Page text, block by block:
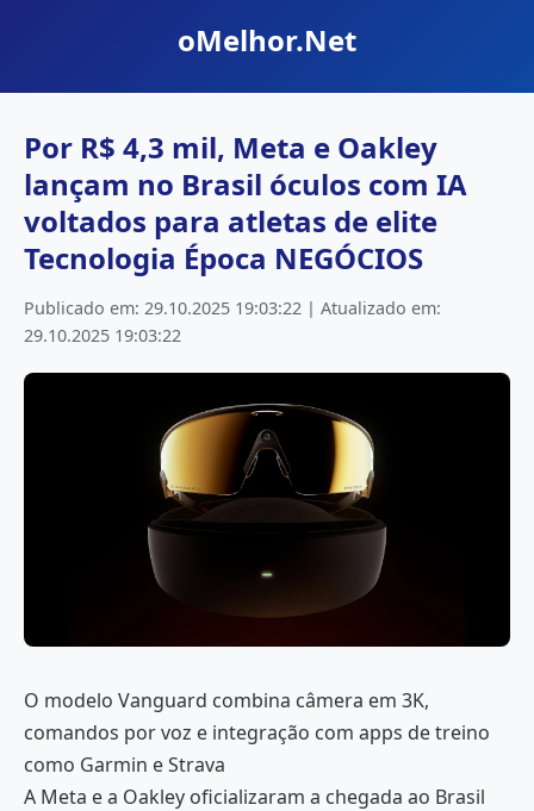
oMelhor.Net
Por R$ 4,3 mil, Meta e Oakley
lançam no Brasil óculos com IA
voltados para atletas de elite
Tecnologia Época NEGÓCIOS
Publicado em: 29.10.2025 19:03:22 | Atualizado em:
29.10.2025 19:03:22
O modelo Vanguard combina câmera em 3K,
comandos por voz e integração com apps de treino
como Garmin e Strava
A Meta e a Oakley oficializaram a chegada ao Brasil